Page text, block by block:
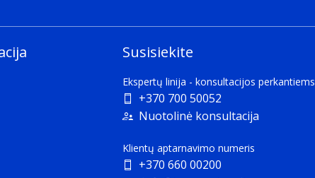
Susisiekite
Ekspertų linija - konsultacijos perkantiems
+370 700 50052
Nuotolinė konsultacija
Klientų aptarnavimo numeris
+370 660 00200